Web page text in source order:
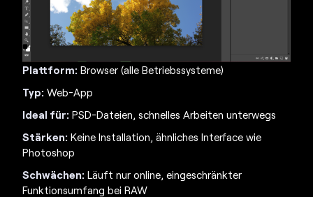
Plattform: Browser (alle Betriebssysteme)
Typ: Web-App
Ideal für: PSD-Dateien, schnelles Arbeiten unterwegs
Stärken: Keine Installation, ähnliches Interface wie
Photoshop
Schwächen: Läuft nur online, eingeschränkter
Funktionsumfang bei RAW